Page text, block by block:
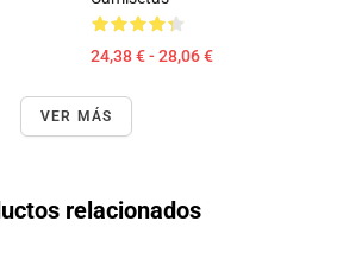
24,38 € - 28,06 €
VER MÁS
relacionados